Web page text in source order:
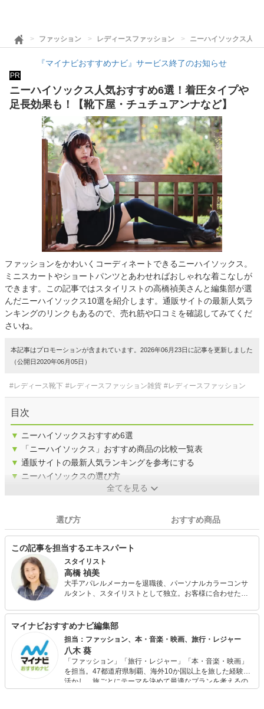
ファッション レディースファッション ニーハイソックス人気
『マイナビおすすめナビ』サービス終了のお知らせ
PR
ニーハイソックス人気おすすめ6選！着圧タイプや
足長効果も！【靴下屋・チュチュアンナなど】
ファッションをかわいくコーディネートできるニーハイソックス。
ミニスカートやショートパンツとあわせればおしゃれな着こなしが
できます。この記事ではスタイリストの高橋禎美さんと編集部が選
んだニーハイソックス10選を紹介します。通販サイトの最新人気ラ
ンキングのリンクもあるので、売れ筋や口コミを確認してみてくだ
さいね。
本記事はプロモーションが含まれています。2026年06月23日に記事を更新しました
（公開日2020年06月05日）
#レディース靴下 #レディースファッション雑貨 #レディースファッション
目次
▼ ニーハイソックスおすすめ6選
▼
「ニーハイソックス」おすすめ商品の比較一覧表
▼ 通販サイトの最新人気ランキングを参考にする
▼
ニーハイソックスの選び方
全てを見る
選び方 おすすめ商品
この記事を担当するエキスパート
スタイリスト
高橋 禎美
大手アパレルメーカーを退職後、パーソナルカラーコンサ
ルタント、スタイリストとして独立。お客様に合わせたバ
くアドバイス。パーソナルカラー診断も会社員時代から仕
事の中で関わっており実績と定評がある。 また、FPとして
も活動しており、個人FP相談や投資初心者の女性に向けた
「はじめての投資セミナー」を開催中。お金とファッショ
ンに興味のある女性に支持されている。
マイナビおすすめナビ編集部
担当：ファッション、本・音楽・映画、旅行・レジャー
八木 葵
「ファッション」「旅行・レジャー」「本・音楽・映画」
を担当。47都道府県制覇、海外10か国以上を旅した経験を
活かし、旅ごとにテーマを決めて最適なプランを考えるの
が得意。また、アパレルショップでの販売経験もあり。誰